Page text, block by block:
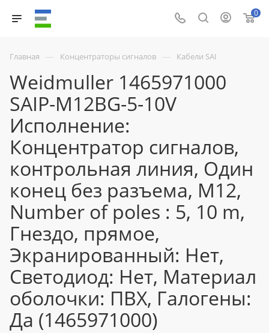
0
Главная — Концентраторы сигналов — Кабели SAI
Weidmuller 1465971000
SAIP-M12BG-5-10V
Исполнение:
Концентратор сигналов,
контрольная линия, Один
конец без разъема, M12,
Number of poles : 5, 10 m,
Гнездо, прямое,
Экранированный: Нет,
Светодиод: Нет, Материал
оболочки: ПВХ, Галогены:
Да (1465971000)